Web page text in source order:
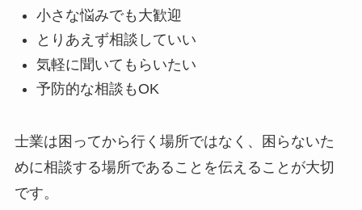
小さな悩みでも大歓迎
とりあえず相談していい
気軽に聞いてもらいたい
予防的な相談もOK
士業は困ってから行く場所ではなく、困らないた
めに相談する場所であることを伝えることが大切
です。